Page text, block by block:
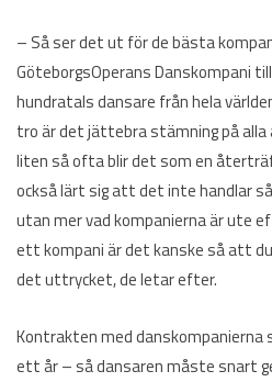
– Så ser det ut för de bästa
GöteborgsOperans Danskompani
hundratals dansare från hela
tro är det jättebra stämning på alla
liten så ofta blir det som en
också lärt sig att det inte handlar
utan mer vad kompanierna är ute
ett kompani är det kanske så att
det uttrycket, de letar efter.
Kontrakten med danskompanierna
ett år – så dansaren måste snart